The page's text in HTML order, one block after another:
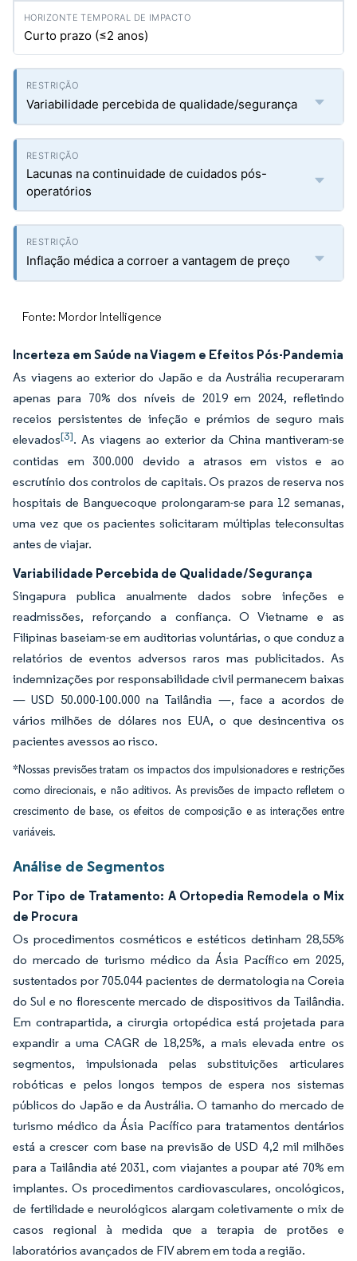
Curto prazo (≤2 anos)
Variabilidade percebida de qualidade/segurança
Lacunas na continuidade de cuidados pós-
operatórios
Inflação médica a corroer a vantagem de preço
Fonte: Mordor Intelligence
Incerteza em Saúde na Viagem e Efeitos Pós-Pandemia
As viagens ao exterior do Japão e da Austrália recuperaram
apenas para 70% dos níveis de 2019 em 2024, refletindo
receios persistentes de infeção e prémios de seguro mais
elevados[3]. As viagens ao exterior da China mantiveram-se
contidas em 300.000 devido a atrasos em vistos e ao
escrutínio dos controlos de capitais. Os prazos de reserva nos
hospitais de Banguecoque prolongaram-se para 12 semanas,
uma vez que os pacientes solicitaram múltiplas teleconsultas
antes de viajar.
Variabilidade Percebida de Qualidade/Segurança
Singapura publica anualmente dados sobre infeções e
readmissões, reforçando a confiança. O Vietname e as
Filipinas baseiam-se em auditorias voluntárias, o que conduz a
relatórios de eventos adversos raros mas publicitados. As
indemnizações por responsabilidade civil permanecem baixas
— USD 50.000-100.000 na Tailândia —, face a acordos de
vários milhões de dólares nos EUA, o que desincentiva os
pacientes avessos ao risco.
*Nossas previsões tratam os impactos dos impulsionadores e restrições
como direcionais, e não aditivos. As previsões de impacto refletem o
crescimento de base, os efeitos de composição e as interações entre
variáveis.
Análise de Segmentos
Por Tipo de Tratamento: A Ortopedia Remodela o Mix
de Procura
Os procedimentos cosméticos e estéticos detinham 28,55%
do mercado de turismo médico da Ásia Pacífico em 2025,
sustentados por 705.044 pacientes de dermatologia na Coreia
do Sul e no florescente mercado de dispositivos da Tailândia.
Em contrapartida, a cirurgia ortopédica está projetada para
expandir a uma CAGR de 18,25%, a mais elevada entre os
segmentos, impulsionada pelas substituições articulares
robóticas e pelos longos tempos de espera nos sistemas
públicos do Japão e da Austrália. O tamanho do mercado de
turismo médico da Ásia Pacífico para tratamentos dentários
está a crescer com base na previsão de USD 4,2 mil milhões
para a Tailândia até 2031, com viajantes a poupar até 70% em
implantes. Os procedimentos cardiovasculares, oncológicos,
de fertilidade e neurológicos alargam coletivamente o mix de
casos regional à medida que a terapia de protões e
laboratórios avançados de FIV abrem em toda a região.